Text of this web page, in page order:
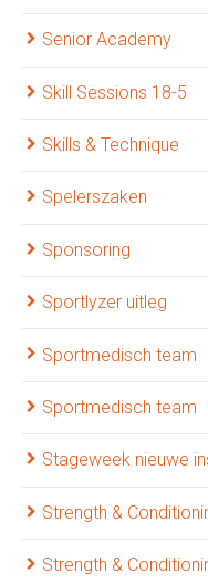
Senior Academy
Skill Sessions 18-5
Skills & Technique
Spelerszaken
Sponsoring
Sportlyzer uitleg
Sportmedisch team
Sportmedisch team
Stageweek nieuwe
Strength &
Strength &